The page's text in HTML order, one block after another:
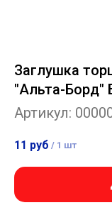
Заглушка
"Альта-Борд"
Артикул:
11 руб / 1 шт